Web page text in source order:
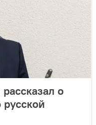
о
русской